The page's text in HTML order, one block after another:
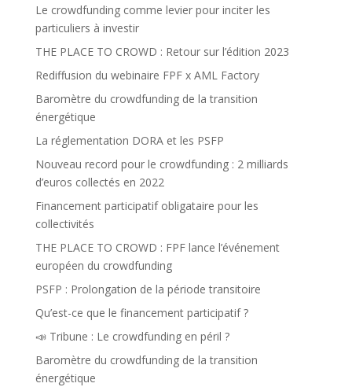
Le crowdfunding comme levier pour inciter les
particuliers à investir
THE PLACE TO CROWD : Retour sur l’édition 2023
Rediffusion du webinaire FPF x AML Factory
Baromètre du crowdfunding de la transition
énergétique
La réglementation DORA et les PSFP
Nouveau record pour le crowdfunding : 2 milliards
d’euros collectés en 2022
Financement participatif obligataire pour les
collectivités
THE PLACE TO CROWD : FPF lance l’événement
européen du crowdfunding
PSFP : Prolongation de la période transitoire
Qu’est-ce que le financement participatif ?
📣 Tribune : Le crowdfunding en péril ?
Baromètre du crowdfunding de la transition
énergétique